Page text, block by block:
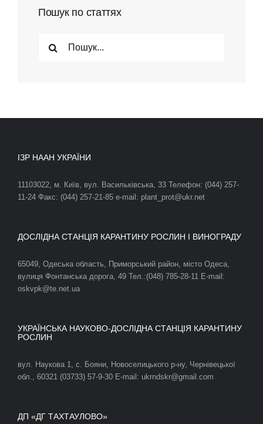
Пошук по статтях
for:
ІЗР НААН УКРАЇНИ
11103022, м. Київ, вул. Васильківська, 33 Телефон: (044) 257-
11-24 Факс: (044) 257-21-85 e-mail: plant_prot@ukr.net
ДОСЛІДНА СТАНЦІЯ КАРАНТИНУ РОСЛИН І ВИНОГРАДУ
65049, Одеська область, Приморський район, місто Одеса,
вулиця Фонтанська дорога, 49 Тел.:(048) 785-28-11 E-mail:
oskvpk@te.net.ua
УКРАЇНСЬКА НАУКОВО-ДОСЛІДНА СТАНЦІЯ КАРАНТИНУ
РОСЛИН
вул. Наукова 1, с. Бояни, Новоселицького р-ну, Чернівецької
обл., 60321 (03733) 57-9-30 E-mail: ukrndskr@gmail.com
ДП «ДГ ТАХТАУЛОВО»